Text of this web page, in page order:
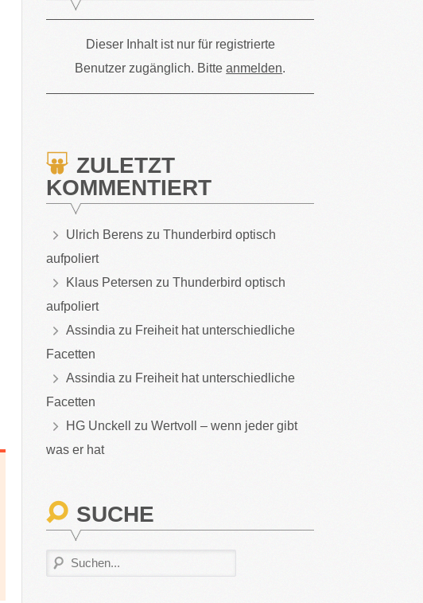
Dieser Inhalt ist nur für registrierte
Benutzer zugänglich. Bitteanmelden.
ZULETZT
KOMMENTIERT
Ulrich Berenszu Thunderbird optisch
aufpoliert
Klaus Petersen zu Thunderbird optisch
aufpoliert
Assindia zu Freiheit hat unterschiedliche
Facetten
Assindia zu Freiheit hat unterschiedliche
Facetten
HG Unckell
zu Wertvoll – wenn jeder gibt
was er hat
SUCHE